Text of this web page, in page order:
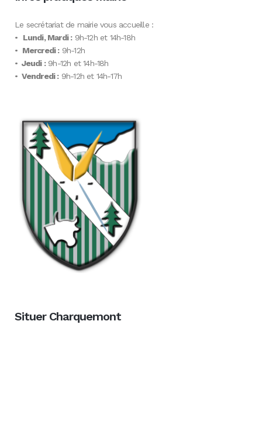
Le secrétariat de mairie vous accueille :
• Lundi, Mardi :9h-12h et 14h-18h
• Mercredi :9h-12h
• Jeudi :9h-12h et 14h-18h
• Vendredi :9h-12h et 14h-17h
Situer Charquemont